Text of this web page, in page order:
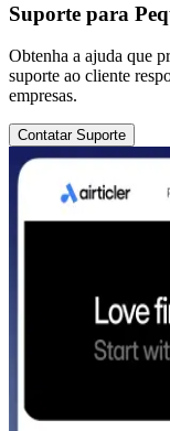
Suporte para
Obtenha a ajuda que
suporte ao cliente
empresas.
Contatar Suporte